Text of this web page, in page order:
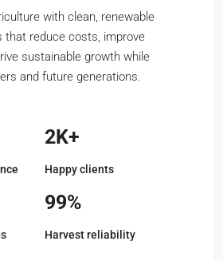
with clean, renewable
that reduce costs, improve
sustainable growth while
and future generations.
2K+
Happy clients
99%
Harvest reliability